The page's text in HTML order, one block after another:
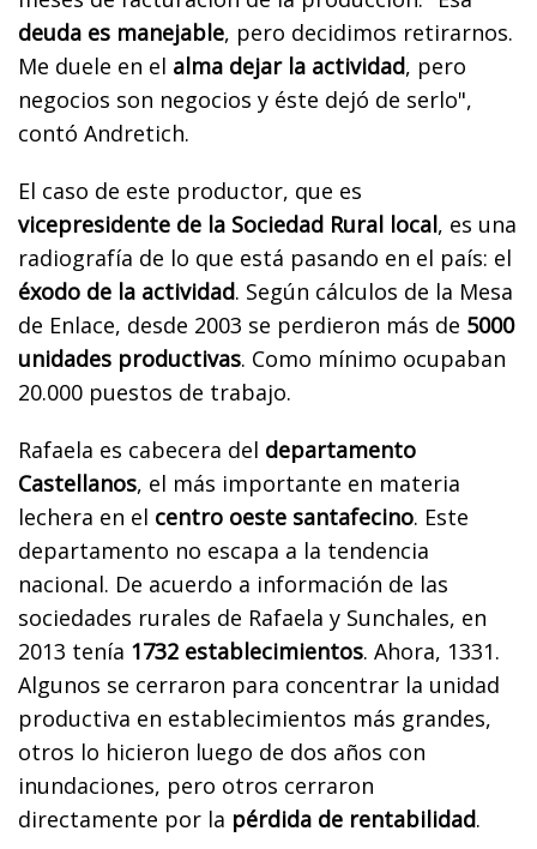
deuda es manejable, pero decidimos retirarnos.
Me duele en el alma dejar la actividad, pero
negocios son negocios y éste dejó de serlo",
contó Andretich.
El caso de este productor, que es
vicepresidente de la Sociedad Rural local, es una
radiografía de lo que está pasando en el país: el
éxodo de la actividad. Según cálculos de la Mesa
de Enlace, desde 2003 se perdieron más de 5000
unidades productivas. Como mínimo ocupaban
20.000 puestos de trabajo.
Rafaela es cabecera del departamento
Castellanos, el más importante en materia
lechera en el centro oeste santafecino. Este
departamento no escapa a la tendencia
nacional. De acuerdo a información de las
sociedades rurales de Rafaela y Sunchales, en
2013 tenía 1732 establecimientos. Ahora, 1331.
Algunos se cerraron para concentrar la unidad
productiva en establecimientos más grandes,
otros lo hicieron luego de dos años con
inundaciones, pero otros cerraron
directamente por la pérdida de rentabilidad.